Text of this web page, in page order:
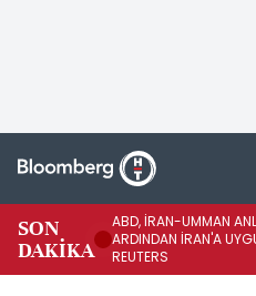
SON
DAKİKA
ABD, İRAN-UMMAN
ARDINDAN İRAN'A
REUTERS